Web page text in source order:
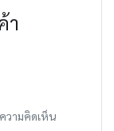
า
วามคิดเห็น